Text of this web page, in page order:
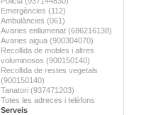
Emergències (112)
Ambulàncies (061)
Avaries enllumenat (686216138)
Avaries aigua (900304070)
Recollida de mobles i altres
voluminosos (900150140)
Recollida de restes vegetals
(900150140)
Tanatori (937471203)
Totes les adreces i telèfons
Serveis